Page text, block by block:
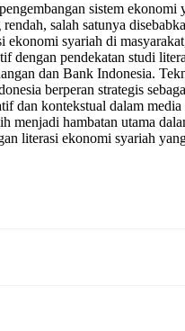
sistem
salah satunya
syariah di
pendekatan studi
dan Bank Indonesia.
berperan strategis
dan kontekstual dalam
menjadi hambatan utama
literasi ekonomi syariah